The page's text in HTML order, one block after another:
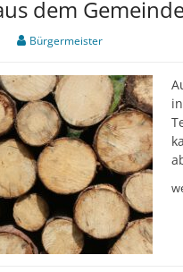
dem
Bürgermeister